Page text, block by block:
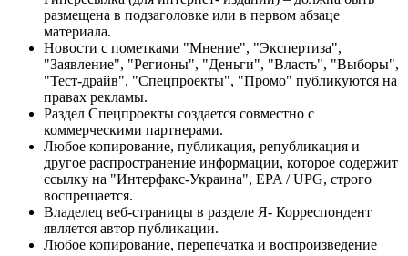
размещена в подзаголовке или в первом абзаце
материала.
Новости с пометками "Мнение", "Экспертиза",
"Заявление", "Регионы", "Деньги", "Власть", "Выборы",
"Тест-драйв", "Спецпроекты", "Промо" публикуются на
правах рекламы.
Раздел Спецпроекты создается совместно с
коммерческими партнерами.
Любое копирование, публикация, републикация и
другое распространение информации, которое содержит
ссылку на "Интерфакс-Украина", EPA / UPG, строго
воспрещается.
Владелец веб-страницы в разделе Я- Корреспондент
является автор публикации.
Любое копирование, перепечатка и воспроизведение